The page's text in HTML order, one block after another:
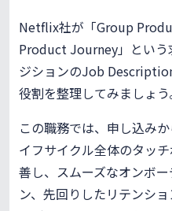
Netflix社が「Group
Product Journey」という
ジションのJob
役割を整理してみましょう
この職務では、申し込み
イフサイクル全体のタッ
善し、スムーズなオンボ
ン、先回りしたリテンシ